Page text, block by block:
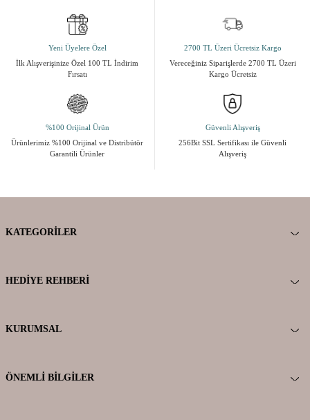
Yeni Üyelere Özel
İlk Alışverişinize Özel 100 TL İndirim
Fırsatı
2700 TL Üzeri Ücretsiz Kargo
Vereceğiniz Siparişlerde 2700 TL Üzeri
Kargo Ücretsiz
%100 Orijinal Ürün
Ürünlerimiz %100 Orijinal ve Distribütör
Garantili Ürünler
Güvenli Alışveriş
256Bit SSL Sertifikası ile Güvenli
Alışveriş
KATEGORILER
HEDIYE REHBERI
KURUMSAL
ÖNEMLI BILGILER